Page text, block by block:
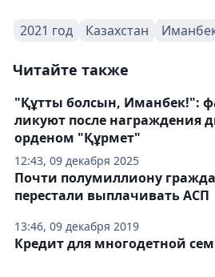
2021 год Казахстан
Читайте также
12:43, 09 декабря 2025
"Құтты болсын, Иманбек!":
ликуют после награждения
орденом "Құрмет"
13:46, 09 декабря 2019
Почти полумиллиону
перестали выплачивать АСП
Кредит для многодетной